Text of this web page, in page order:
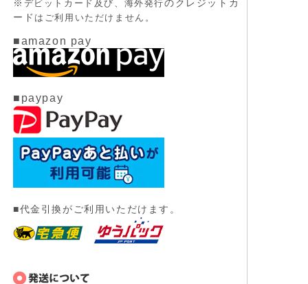
※ デビットカード及び、 海外発行のクレジットカ
ード はご利用いただけません。
■amazon pay
■paypay
■代金引換がご利用いただけます。